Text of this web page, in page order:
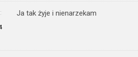
Ja tak żyje i nienarzekam